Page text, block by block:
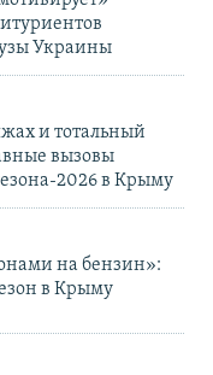
Украины
и тотальный
вызовы
2026 в Крыму
на бензин»:
в Крыму